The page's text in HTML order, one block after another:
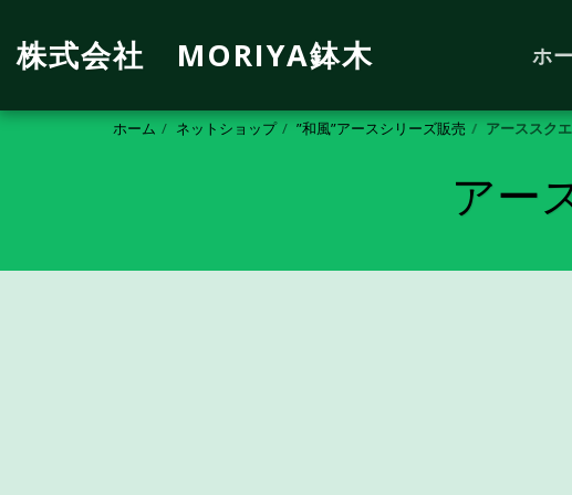
株式会社 MORIYA鉢木 ホ
ホーム ネットショップ ”和風”アースシリーズ販売 アーススク
アー